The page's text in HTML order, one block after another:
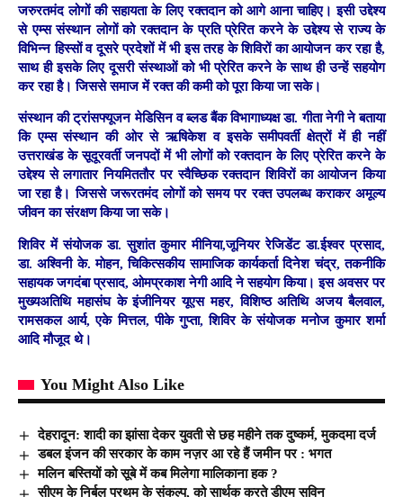
जरुरतमंद लोगों की सहायता के लिए रक्तदान को आगे आना चाहिए। इसी उद्देश्य
से एम्स संस्थान लोगों को रक्तदान के प्रति प्रेरित करने के उद्देश्य से राज्य के
विभिन्न हिस्सों व दूसरे प्रदेशों में भी इस तरह के शिविरों का आयोजन कर रहा है,
साथ ही इसके लिए दूसरी संस्थाओं को भी प्रेरित करने के साथ ही उन्हें सहयोग
कर रहा है। जिससे समाज में रक्त की कमी को पूरा किया जा सके।
संस्थान की ट्रांसफ्यूजन मेडिसिन व ब्लड बैंक विभागाध्यक्ष डा. गीता नेगी ने बताया
कि एम्स संस्थान की ओर से ऋषिकेश व इसके समीपवर्ती क्षेत्रों में ही नहीं
उत्तराखंड के सूदूरवर्ती जनपदों में भी लोगों को रक्तदान के लिए प्रेरित करने के
उद्देश्य से लगातार नियमिततौर पर स्वैच्छिक रक्तदान शिविरों का आयोजन किया
जा रहा है। जिससे जरूरतमंद लोगों को समय पर रक्त उपलब्ध कराकर अमूल्य
जीवन का संरक्षण किया जा सके।
शिविर में संयोजक डा. सुशांत कुमार मीनिया,जूनियर रेजिडेंट डा.ईश्वर प्रसाद,
डा. अश्विनी के. माेहन, चिकित्सकीय सामाजिक कार्यकर्ता दिनेश चंद्र, तकनीकि
सहायक जगदंबा प्रसाद, ओमप्रकाश नेगी आदि ने सहयोग किया। इस अवसर पर
मुख्यअतिथि महासंघ के इंजीनियर यूएस महर, विशिष्ठ अतिथि अजय बैलवाल,
रामसकल आर्य, एके मित्तल, पीके गुप्ता, शिविर के संयोजक मनोज कुमार शर्मा
आदि मौजूद थे।
You Might Also Like
देहरादून: शादी का झांसा देकर युवती से छह महीने तक दुष्कर्म, मुकदमा दर्ज
डबल इंजन की सरकार के काम नज़र आ रहे हैं जमीन पर : भगत
मलिन बस्तियों को सूबे में कब मिलेगा मालिकाना हक ?
सीएम के निर्बल प्रथम के संकल्प, को सार्थक करते डीएम सविन